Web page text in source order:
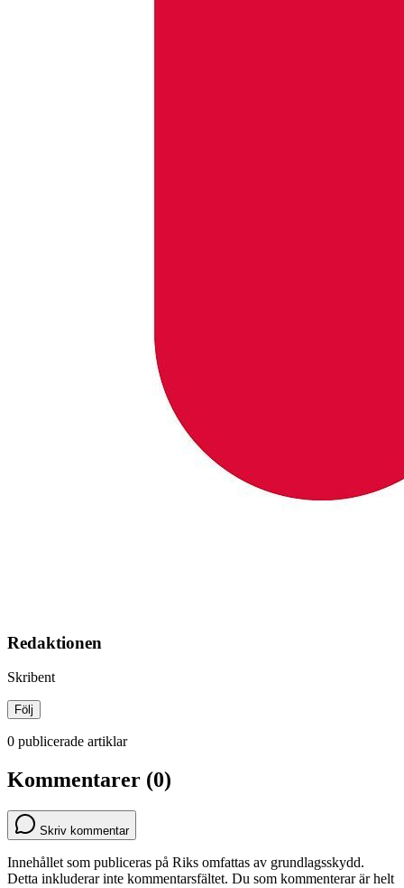
Redaktionen
Skribent
Följ
0 publicerade artiklar
Kommentarer (0)
Skriv kommentar
Innehållet som publiceras på Riks omfattas av grundlagsskydd.
Detta inkluderar inte kommentarsfältet. Du som kommenterar är helt